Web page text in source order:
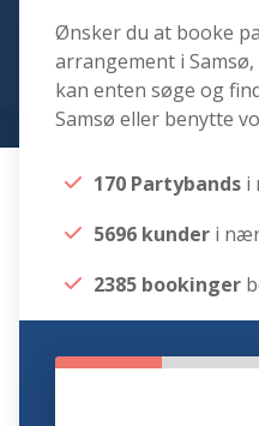
Ønsker du at booke
arrangement i
kan enten søge og
Samsø eller benytte
170 Partybands i
5696 kunder i
2385 bookinger